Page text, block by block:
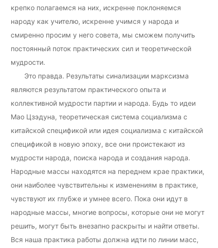
крепко полагаемся на них, искренне поклоняемся
народу как учителю, искренне учимся у народа и
смиренно просим у него совета, мы сможем получить
постоянный поток практических сил и теоретической
мудрости.
Это правда. Результаты синализации марксизма
являются результатом практического опыта и
коллективной мудрости партии и народа. Будь то идеи
Мао Цзэдуна, теоретическая система социализма с
китайской спецификой или идея социализма с китайской
спецификой в новую эпоху, все они проистекают из
мудрости народа, поиска народа и создания народа.
Народные массы находятся на переднем крае практики,
они наиболее чувствительны к изменениям в практике,
чувствуют их глубже и умнее всего. Пока они идут в
народные массы, многие вопросы, которые они не могут
решить, могут быть внезапно раскрыты и найти ответы.
Вся наша практика работы должна идти по линии масс,